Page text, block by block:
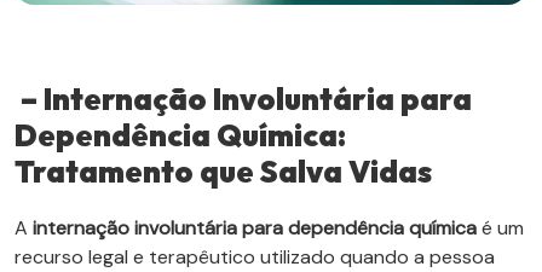
– Internação Involuntária para
Dependência Química:
Tratamento que Salva Vidas
A internação involuntária para dependência químicaé um
recurso legal e terapêutico utilizado quando a pessoa